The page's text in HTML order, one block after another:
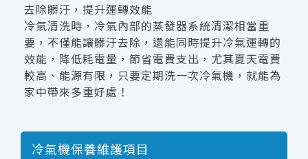
去除髒汙，提升運轉效能
冷氣清洗時，冷氣內部的蒸發器系統清潔相當重
要，不僅能讓髒汙去除，還能同時提升冷氣運轉的
效能，降低耗電量，節省電費支出，尤其夏天電費
較高、能源有限，只要定期洗一次冷氣機，就能為
家中帶來多重好處！
冷氣機保養維護項目